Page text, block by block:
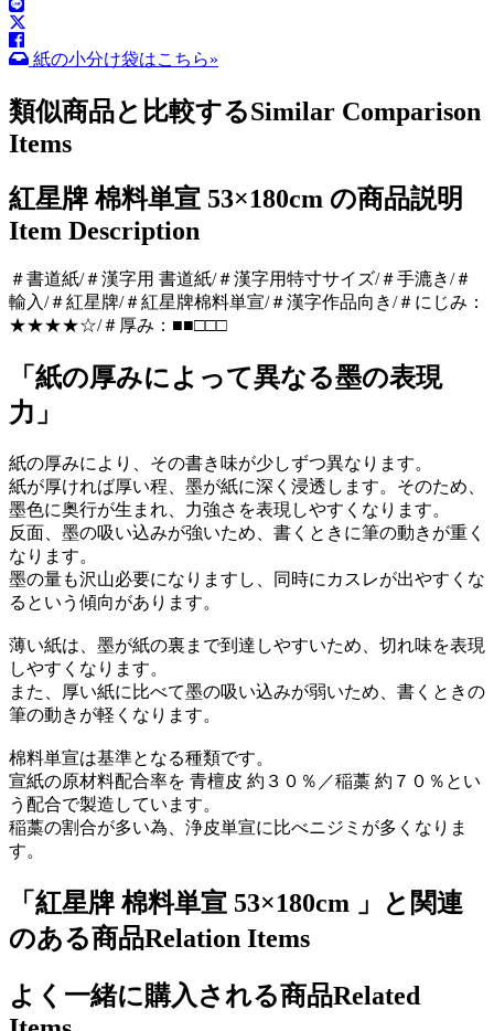
紙の小分け袋はこちら»
類似商品と比較するSimilar Comparison
Items
紅星牌 棉料単宣 53×180cm の商品説明
Item Description
＃書道紙/＃漢字用 書道紙/＃漢字用特寸サイズ/＃手漉き/＃
輸入/＃紅星牌/＃紅星牌棉料単宣/＃漢字作品向き/＃にじみ：
★★★★☆/＃厚み：■■□□□
「紙の厚みによって異なる墨の表現
力」
紙の厚みにより、その書き味が少しずつ異なります。
紙が厚ければ厚い程、墨が紙に深く浸透します。そのため、
墨色に奥行が生まれ、力強さを表現しやすくなります。
反面、墨の吸い込みが強いため、書くときに筆の動きが重く
なります。
墨の量も沢山必要になりますし、同時にカスレが出やすくな
るという傾向があります。
薄い紙は、墨が紙の裏まで到達しやすいため、切れ味を表現
しやすくなります。
また、厚い紙に比べて墨の吸い込みが弱いため、書くときの
筆の動きが軽くなります。
棉料単宣は基準となる種類です。
宣紙の原材料配合率を 青檀皮 約３０％／稲藁 約７０％とい
う配合で製造しています。
稲藁の割合が多い為、浄皮単宣に比べニジミが多くなりま
す。
「紅星牌 棉料単宣 53×180cm 」と関連
のある商品Relation Items
よく一緒に購入される商品Related